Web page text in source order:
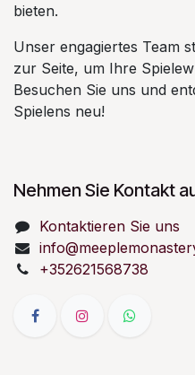
bieten.
Unser engagiertes Team
zur Seite, um Ihre
Besuchen Sie uns und
Spielens neu!
Nehmen Sie Kontakt
Kontaktieren Sie uns
+352621568738